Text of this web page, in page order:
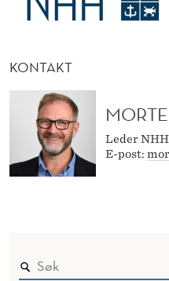
KONTAKT
Leder
E-post: